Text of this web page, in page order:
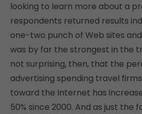
looking to learn more about a
respondents returned results
one-two punch of Web sites
was by far the strongest in the
not surprising, then, that the
advertising spending travel
toward the Internet has
50% since 2000. And as just the